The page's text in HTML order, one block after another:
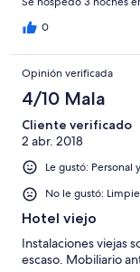
0
Opinión verificada
4/10 Mala
Cliente verificado
2 abr. 2018
Le gustó: Personal
No le gustó:
Hotel viejo
Instalaciones viejas
escaso. Mobiliario